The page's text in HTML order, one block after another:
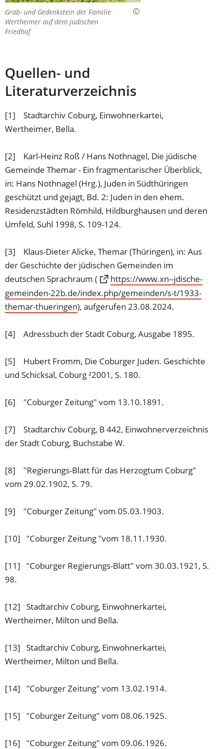
Grab- und Gedenkstein der Familie
Wertheimer auf dem jüdischen
Friedhof
Quellen- und
Literaturverzeichnis
[1] Stadtarchiv Coburg, Einwohnerkartei,
Wertheimer, Bella.
[2] Karl-Heinz Roß / Hans Nothnagel, Die jüdische
Gemeinde Themar - Ein fragmentarischer Überblick,
in: Hans Nothnagel (Hrg.), Juden in Südthüringen
geschützt und gejagt, Bd. 2: Juden in den ehem.
Residenzstädten Römhild, Hildburghausen und deren
Umfeld, Suhl 1998, S. 109-124.
[3] Klaus-Dieter Alicke, Themar (Thüringen), in: Aus
der Geschichte der jüdischen Gemeinden im
deutschen Sprachraum (
https://www.xn--jdische-
gemeinden-22b.de/index.php/gemeinden/s-t/1933-
themar-thueringen
(Öffnet
einem
Tab)
), aufgerufen 23.08.2024.
[4] Adressbuch der Stadt Coburg, Ausgabe 1895.
[5] Hubert Fromm, Die Coburger Juden. Geschichte
und Schicksal, Coburg ²2001, S. 180.
[6] "Coburger Zeitung" vom 13.10.1891.
[7] Stadtarchiv Coburg, B 442, Einwohnerverzeichnis
der Stadt Coburg, Buchstabe W.
[8] "Regierungs-Blatt für das Herzogtum Coburg"
vom 29.02.1902, S. 79.
[9] "Coburger Zeitung" vom 05.03.1903.
[10] "Coburger Zeitung "vom 18.11.1930.
[11] "Coburger Regierungs-Blatt" vom 30.03.1921, S.
98.
[12] Stadtarchiv Coburg, Einwohnerkartei,
Wertheimer, Milton und Bella.
[13] Stadtarchiv Coburg, Einwohnerkartei,
Wertheimer, Milton und Bella.
[14] "Coburger Zeitung" vom 13.02.1914.
[15] "Coburger Zeitung" vom 08.06.1925.
[16] "Coburger Zeitung" vom 09.06.1926.